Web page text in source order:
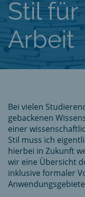
Stil für
Arbeit
Bei vielen
gebackenen
einer
Stil muss ich
hierbei in Zukunft
wir eine Übersicht
inklusive formaler